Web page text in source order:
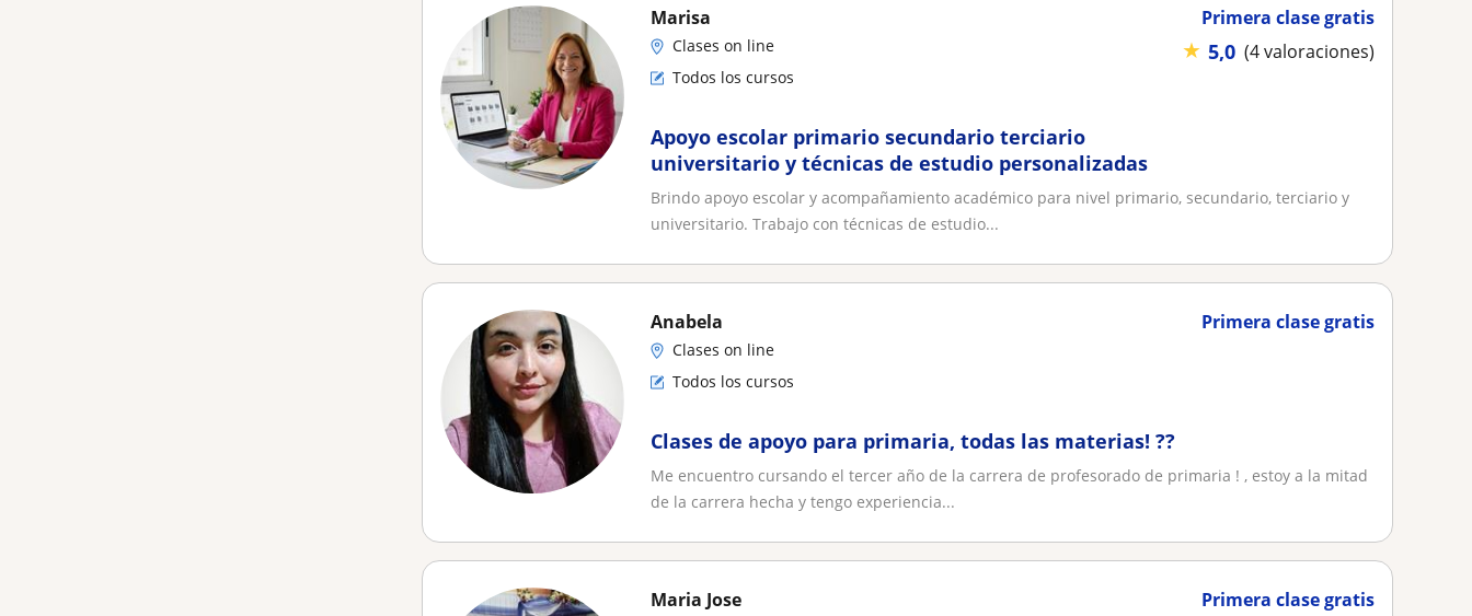
Primera clase gratis
★ 5,0 (4 valoraciones)
Marisa
Clases on line
Todos los cursos
Apoyo escolar primario secundario terciario
universitario y técnicas de estudio personalizadas
Brindo apoyo escolar y acompañamiento académico para nivel primario, secundario, terciario y
universitario. Trabajo con técnicas de estudio...
Primera clase gratis
Anabela
Clases on line
Todos los cursos
Clases de apoyo para primaria, todas las materias! ??
Me encuentro cursando el tercer año de la carrera de profesorado de primaria ! , estoy a la mitad
de la carrera hecha y tengo experiencia...
Primera clase gratis
Maria Jose